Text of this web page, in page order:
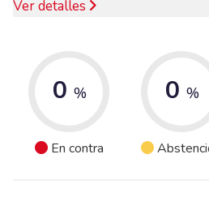
Ver detalles
0 %
En contra
0 %